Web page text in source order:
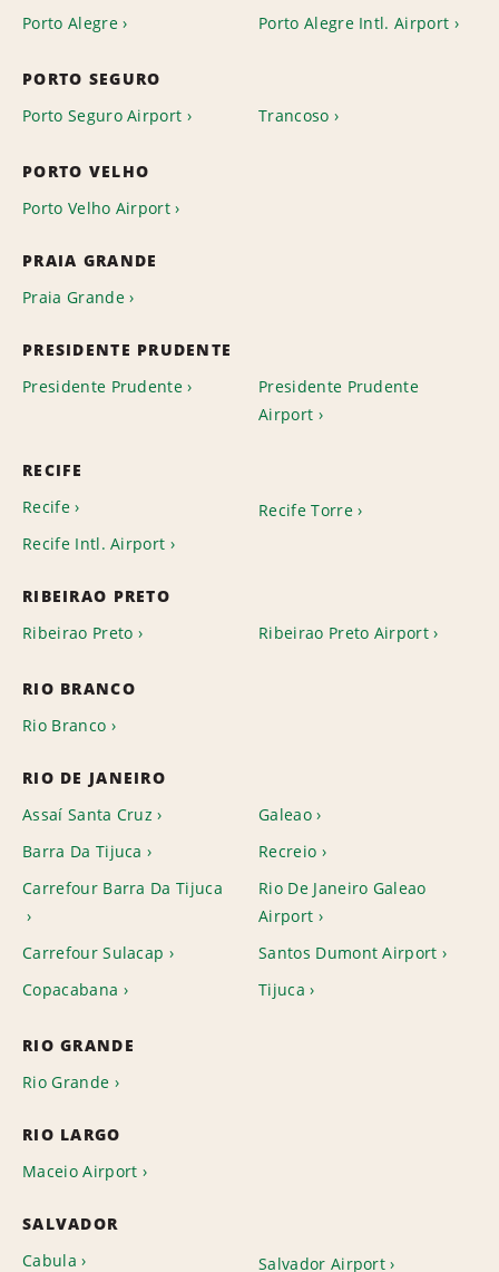
Porto Alegre
Porto Alegre Intl. Airport
PORTO SEGURO
Porto Seguro Airport
Trancoso
PORTO VELHO
Porto Velho Airport
PRAIA GRANDE
Praia Grande
PRESIDENTE PRUDENTE
Presidente Prudente
Presidente Prudente
Airport
RECIFE
Recife
Recife Intl. Airport
Recife Torre
RIBEIRAO PRETO
Ribeirao Preto
Ribeirao Preto Airport
RIO BRANCO
Rio Branco
RIO DE JANEIRO
Assaí Santa Cruz
Barra Da Tijuca
Carrefour Barra Da Tijuca
Carrefour Sulacap
Copacabana
Galeao
Recreio
Rio De Janeiro Galeao
Airport
Santos Dumont Airport
Tijuca
RIO GRANDE
Rio Grande
RIO LARGO
Maceio Airport
SALVADOR
Cabula
Salvador Airport